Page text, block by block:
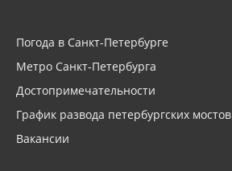
Погода в Санкт-Петербурге
Метро Санкт-Петербурга
Достопримечательности
График развода петербургских мостов
Вакансии